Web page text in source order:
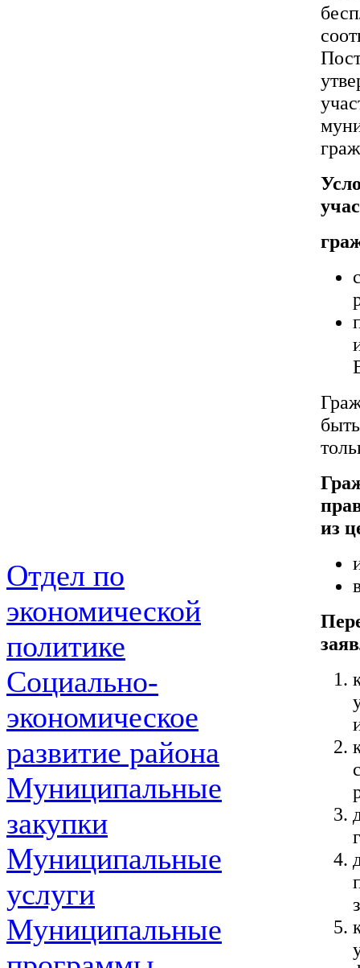
Отдел по
экономической
политике
Социально-
экономическое
развитие района
Муниципальные
закупки
Муниципальные
услуги
Муниципальные
из